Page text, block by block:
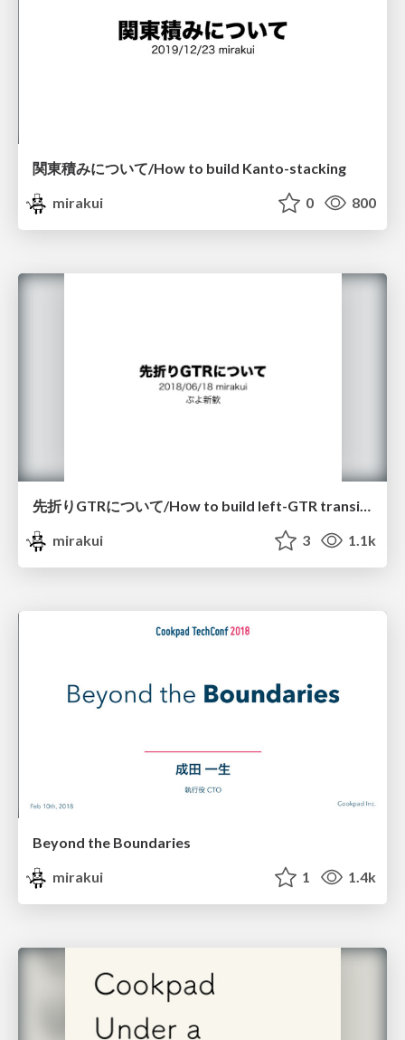
関東積みについて/How to build Kanto-stacking
mirakui
0 800
mirakui
3 1.1k
Beyond the Boundaries
mirakui
1 1.4k